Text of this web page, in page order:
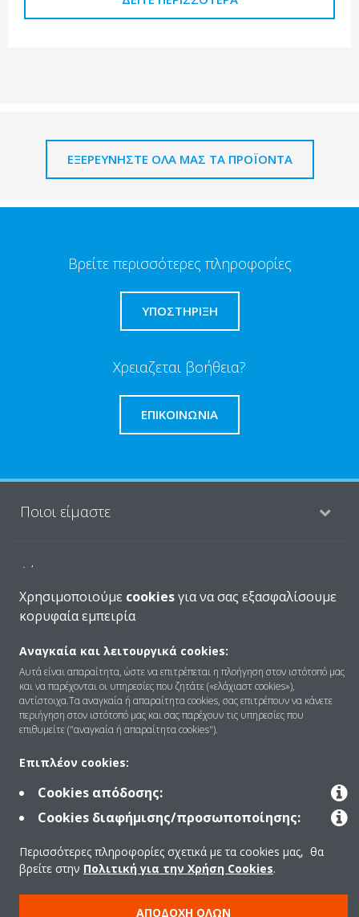
ΕΞΕΡΕΥΝΗΣΤΕ ΟΛΑ ΜΑΣ ΤΑ ΠΡΟΪΟΝΤΑ
Βρείτε περισσότερες πληροφορίες
ΥΠΟΣΤΗΡΙΞΗ
Χρειαζεται βοήθεια?
ΕΠΙΚΟΙΝΩΝΊΑ
Ποιοι είμαστε
Λύσεις
Products
Πολιτική Προστασίας Δεδομένων
Data Act
Χρησιμοποιούμε cookiesγια να σας εξασφαλίσουμε
κορυφαία εμπειρία
Αναγκαία και λειτουργικά cookies:
Αυτά είναι απαραίτητα, ώστε να επιτρέπεται η πλοήγηση στον ιστότοπό μας
και να παρέχονται οι υπηρεσίες που ζητάτε («ελάχιαστ cookies»),
αντίστοιχα.Τα αναγκαία ή απαραίτητα cookies, σας επιτρέπουν να κάνετε
περιήγηση στον ιστότοπό μας και σας παρέχουν τις υπηρεσίες που
επιθυμείτε ("αναγκαία ή απαραίτητα cookies").
Επιπλέον cookies:
Cookies απόδοσης:
Cookies διαφήμισης/προσωποποίησης:
Περισσότερες πληροφορίες σχετικά με τα cookies μας, θα
βρείτε στην Πολιτική για την Χρήση Cookies.
ΑΠΟΔΟΧΉ ΌΛΩΝ